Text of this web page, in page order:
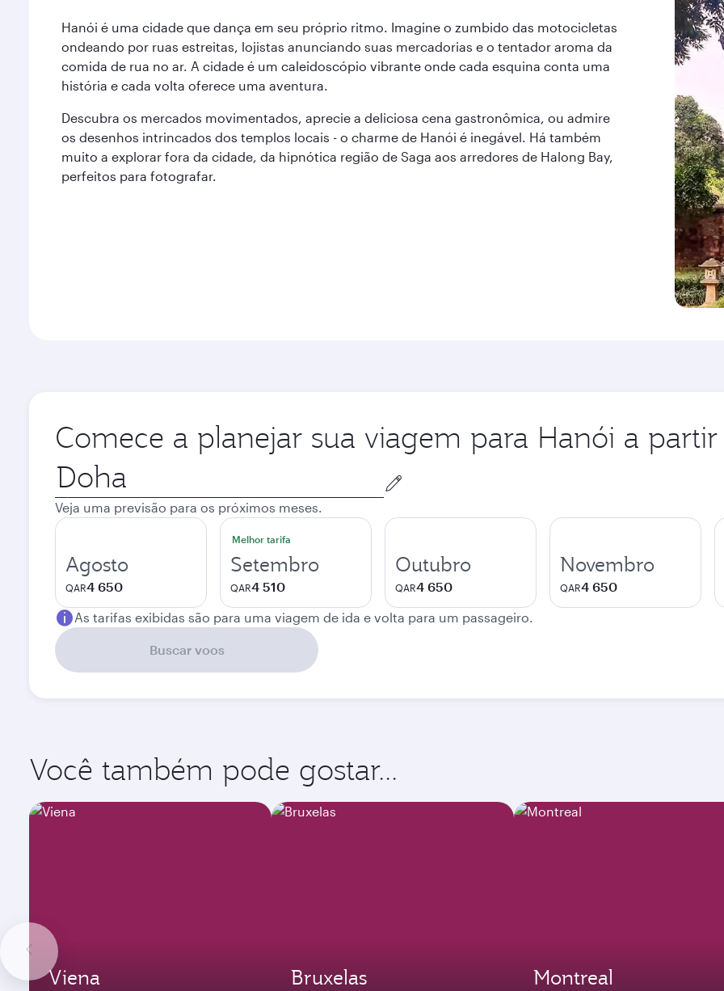
Hanói é uma cidade que dança em seu próprio ritmo. Imagine o zumbido das motocicletas
ondeando por ruas estreitas, lojistas anunciando suas mercadorias e o tentador aroma da
comida de rua no ar. A cidade é um caleidoscópio vibrante onde cada esquina conta uma
história e cada volta oferece uma aventura.
Descubra os mercados movimentados, aprecie a deliciosa cena gastronômica, ou admire
os desenhos intrincados dos templos locais - o charme de Hanói é inegável. Há também
muito a explorar fora da cidade, da hipnótica região de Saga aos arredores de Halong Bay,
perfeitos para fotografar.
Comece a planejar sua viagem para Hanói a
Cidade
de
origem
Veja uma previsão para os próximos meses.
Agosto
QAR4 650
Melhor tarifa
Setembro
QAR4 510
Outubro
QAR4 650
Novembro
QAR4 650
As tarifas exibidas são para uma viagem de ida e volta para um passageiro.
Buscar voos
Você também pode gostar...
Viena Bruxelas Montreal